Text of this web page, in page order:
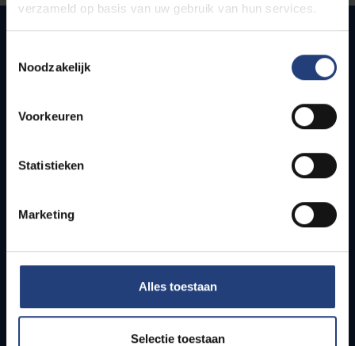
verzameld op basis van uw gebruik van hun services.
Noodzakelijk
Voorkeuren
Statistieken
Marketing
Alles toestaan
Selectie toestaan
Snel naar
Bereikbaarheid
Studenten